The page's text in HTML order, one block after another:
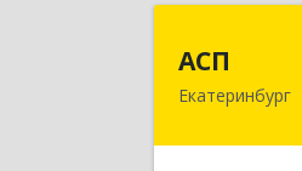
АСП
Екатеринбург